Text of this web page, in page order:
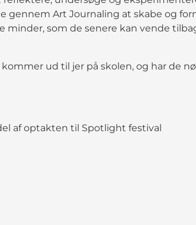
gennem Art Journaling at skabe og
minder, som de senere kan vende
kommer ud til jer på skolen, og har de
af optakten til Spotlight festival